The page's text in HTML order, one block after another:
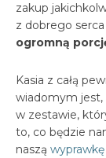
zakup
z dobrego
ogromną
Kasia z całą
wiadomym jest,
w zestawie,
to, co będzie
naszą